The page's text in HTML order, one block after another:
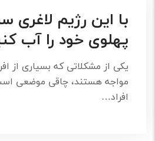
با این رژیم لاغری
پهلوی خود را آب
یکی از مشکلاتی که بسیاری از
مواجه هستند، چاقی موضعی
افراد…